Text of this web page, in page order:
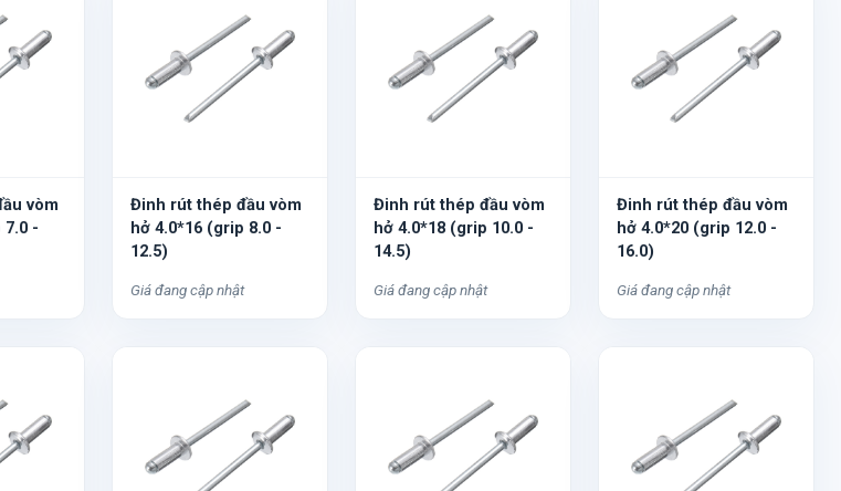
vòm
7.0 -
Đinh rút thép đầu vòm
hở 4.0*16 (grip 8.0 -
12.5)
Giá đang cập nhật
Đinh rút thép đầu vòm
hở 4.0*18 (grip 10.0 -
14.5)
Giá đang cập nhật
Đinh rút thép đầu vòm
hở 4.0*20 (grip 12.0 -
16.0)
Giá đang cập nhật